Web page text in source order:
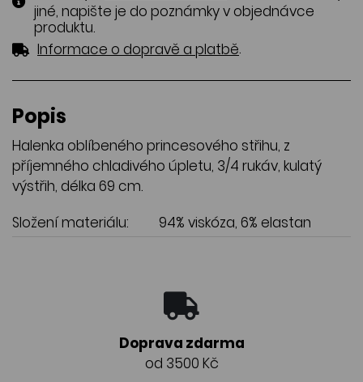
jiné, napište je do poznámky v objednávce
produktu.
Informace o dopravě a platbě.
Popis
Halenka oblíbeného princesového střihu, z
příjemného chladivého úpletu, 3/4 rukáv, kulatý
výstřih, délka 69 cm.
Složení materiálu:
94% viskóza, 6% elastan
Doprava zdarma
od 3500 Kč